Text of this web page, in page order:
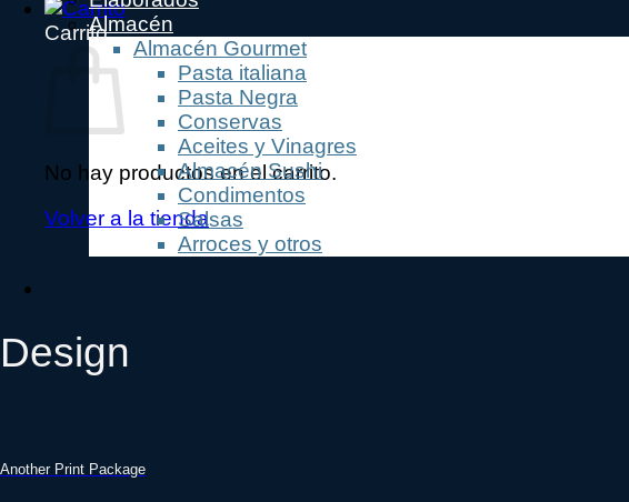
Carrito
No hay productos en el carrito.
Volver a la tienda
Almacén
Almacén Gourmet
Pasta italiana
Pasta Negra
Conservas
Aceites y Vinagres
Almacén Sushi
Condimentos
Salsas
Arroces y otros
Design
Another Print Package